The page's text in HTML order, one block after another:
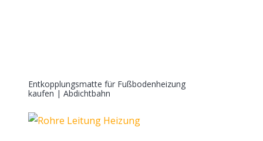
Entkopplungsmatte für Fußbodenheizung
kaufen | Abdichtbahn